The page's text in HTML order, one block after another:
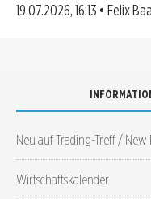
19.07.2026, 16:13 • Felix
Neu auf Trading-Treff / New
Wirtschaftskalender